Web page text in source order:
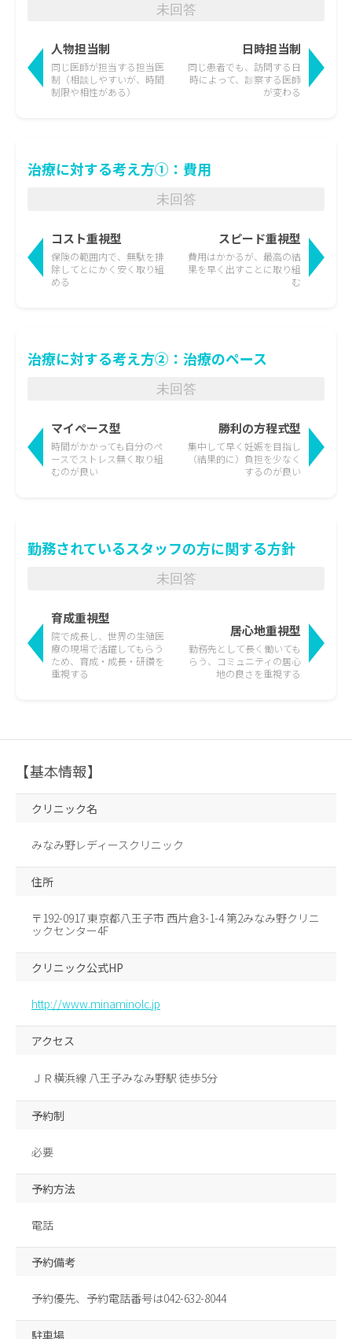
未回答
人物担当制
同じ医師が担当する担当医
制 （相談しやすいが、時間
制限や相性がある）
同じ患者でも、訪問する日
時によって、 診察する医師
が変わる
日時担当制
治療に対する考え方①：費用
未回答
コスト重視型
保険の範囲内で、無駄を排
除してとにかく安く取り組
める
費用はかかるが、最高の結
果を早く出すことに取り組
む
スピード重視型
治療に対する考え方②：治療のペース
未回答
マイペース型
時間がかかっても 自分のペ
ースでストレス無く取り組
むのが良い
集中して早く妊娠を目指し
（結果的に）負担を少なく
するのが良い
勝利の方程式型
勤務されているスタッフの方に関する方針
未回答
育成重視型
院で成長し、世界の生殖医
療の現場で活躍してもらう
ため、育成・成長・研鑽を
重視する
勤務先として長く働いても
らう、
コミュニティの居心
地の良さを重視する
居心地重視型
【基本情報】
クリニック名
みなみ野レディースクリニック
住所
〒192-0917 東京都八王子市 西片倉3-1-4 第2みなみ野クリニ
ックセンター4F
クリニック公式HP
http://www.minaminolc.jp
アクセス
ＪＲ横浜線 八王子みなみ野駅 徒歩5分
予約制
必要
予約方法
電話
予約備考
予約優先、予約電話番号は042-632-8044
駐車場